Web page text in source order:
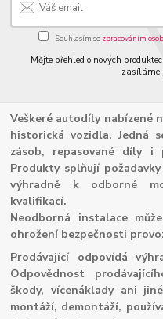
Souhlasím se zpracováním
Mějte přehled o nových
zasíláme
Veškeré autodíly nabízené
historická vozidla. Jedná
zásob, repasované díly i
Produkty splňují
výhradně k odborné
kvalifikací.
Neodborná instalace
ohrožení bezpečnosti
Prodávající odpovídá
Odpovědnost
škody, vícenáklady ani
montáží, demontáží,